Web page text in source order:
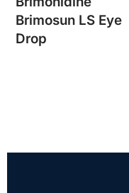
Brimosun LS Eye
Drop